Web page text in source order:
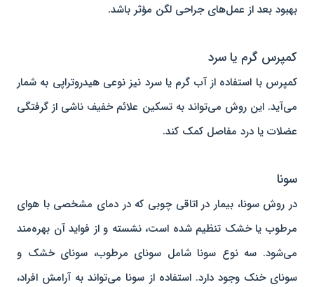
بهبود بعد از عمل‌های جراحی لگن مؤثر باشد.
کمپرس گرم یا سرد
کمپرس با استفاده از آب گرم یا سرد نیز نوعی هیدروتراپی به شمار
می‌آید. این روش می‌تواند به تسکین علائم خفیف ناشی از گرفتگی
عضلات یا درد مفاصل کمک کند.
سونا
در روش سونا، بیمار در اتاقی چوبی که در دمای مشخصی با هوای
مرطوب یا خشک تنظیم شده است، نشسته و از فواید آن بهره‌مند
می‌شود. سه نوع سونا شامل سونای مرطوب، سونای خشک و
سونای خنک وجود دارد. استفاده از سونا می‌تواند به آرامش افراد،